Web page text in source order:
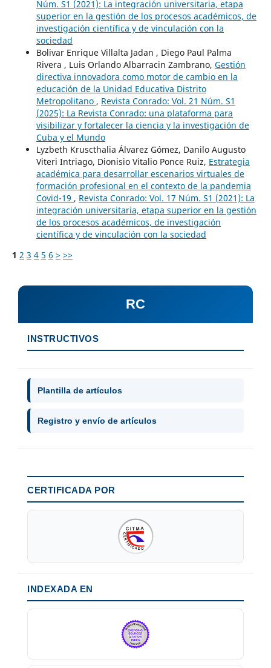
Núm. S1 (2021): La integración universitaria, etapa
superior en la gestión de los procesos académicos, de
investigación científica y de vinculación con la
sociedad
Bolivar Enrique Villalta Jadan , Diego Paul Palma
Rivera , Luis Orlando Albarracin Zambrano, Gestión
directiva innovadora como motor de cambio en la
educación de la Unidad Educativa Distrito
Metropolitano , Revista Conrado: Vol. 21 Núm. S1
(2025): La Revista Conrado: una plataforma para
visibilizar y fortalecer la ciencia y la investigación de
Cuba y el Mundo
Lyzbeth Kruscthalia Álvarez Gómez, Danilo Augusto
Viteri Intriago, Dionisio Vitalio Ponce Ruiz, Estrategia
académica para desarrollar escenarios virtuales de
formación profesional en el contexto de la pandemia
Covid-19 , Revista Conrado: Vol. 17 Núm. S1 (2021): La
integración universitaria, etapa superior en la gestión
de los procesos académicos, de investigación
científica y de vinculación con la sociedad
1 2 3 4 5 6 > >>
RC
INSTRUCTIVOS
Plantilla de artículos
Registro y envío de artículos
CERTIFICADA POR
INDEXADA EN